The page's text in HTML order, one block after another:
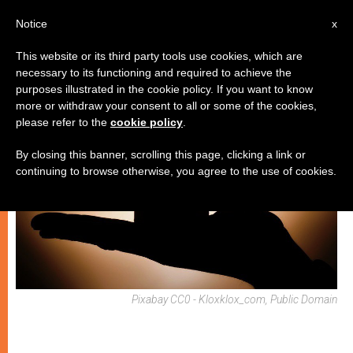
SPIRITUALITÀ E PREGHIERA
Pixabay CC0 - Kloxklox_com, Public Domain
x
Notice
This website or its third party tools use cookies, which are
necessary to its functioning and required to achieve the
purposes illustrated in the cookie policy. If you want to know
more or withdraw your consent to all or some of the cookies,
please refer to the cookie policy
By closing this banner, scrolling this page, clicking a link or
continuing to browse otherwise, you agree to the use of cookies.